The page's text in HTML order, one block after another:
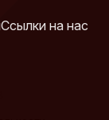
Ссылки на нас